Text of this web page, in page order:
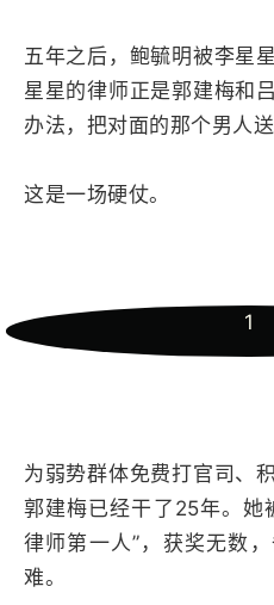
五年之后，鲍毓明被李星
星星的律师正是郭建梅和
办法，把对面的那个男人送
这是一场硬仗。
1
为弱势群体免费打官司、
郭建梅已经干了25年。她
律师第一人”，获奖无数
难。